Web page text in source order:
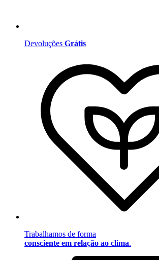
Devoluções Grátis
Trabalhamos de forma
consciente em relação ao clima.